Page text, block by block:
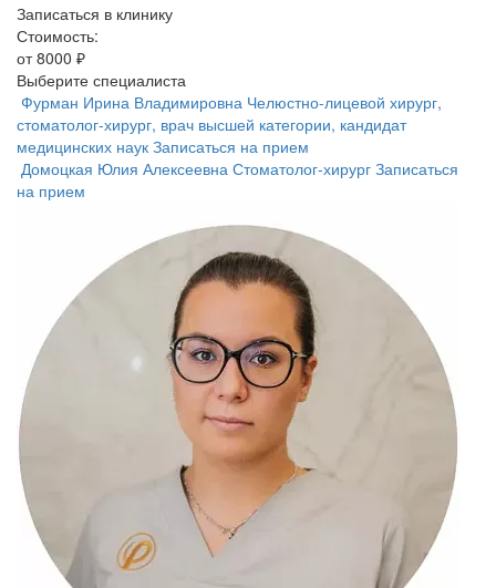
Записаться в клинику
Стоимость:
от 8000 ₽
Выберите специалиста
Фурман Ирина Владимировна Челюстно-лицевой хирург,
стоматолог-хирург, врач высшей категории, кандидат
медицинских наук Записаться на прием
Домоцкая Юлия Алексеевна Стоматолог-хирург Записаться
на прием